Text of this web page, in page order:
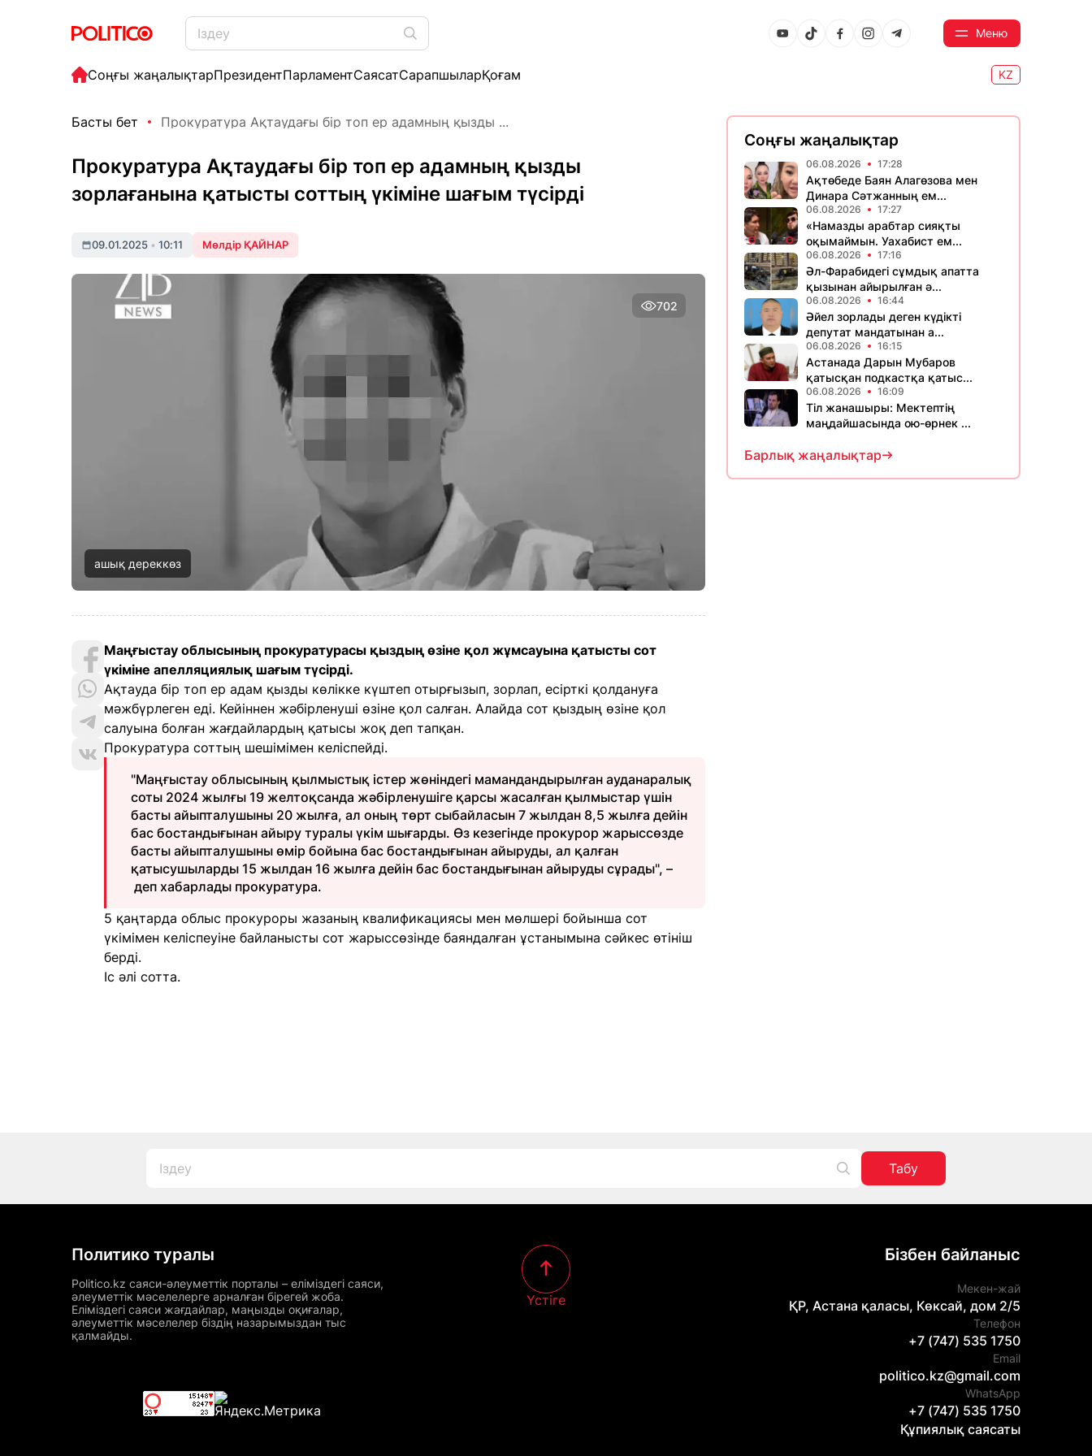
Меню
Соңғы жаңалықтарПрезидентПарламентСаясатСарапшыларҚоғам KZ
Басты бет Прокуратура Ақтаудағы бір топ ер адамның қызды ...
Прокуратура Ақтаудағы бір топ ер адамның қызды
зорлағанына қатысты соттың үкіміне шағым түсірді
09.01.2025 • 10:11 Мөлдір ҚАЙНАР
702
ашық дереккөз
Маңғыстау облысының прокуратурасы қыздың өзіне қол жұмсауына қатысты сот
үкіміне апелляциялық шағым түсірді.
Ақтауда бір топ ер адам қызды көлікке күштеп отырғызып, зорлап, есірткі қолдануға
мәжбүрлеген еді. Кейіннен жәбірленуші өзіне қол салған. Алайда сот қыздың өзіне қол
салуына болған жағдайлардың қатысы жоқ деп тапқан.
Прокуратура соттың шешімімен келіспейді.
"Маңғыстау облысының қылмыстық істер жөніндегі мамандандырылған ауданаралық
соты 2024 жылғы 19 желтоқсанда жәбірленушіге қарсы жасалған қылмыстар үшін
басты айыпталушыны 20 жылға, ал оның төрт сыбайласын 7 жылдан 8,5 жылға дейін
бас бостандығынан айыру туралы үкім шығарды. Өз кезегінде прокурор жарыссөзде
басты айыпталушыны өмір бойына бас бостандығынан айыруды, ал қалған
қатысушыларды 15 жылдан 16 жылға дейін бас бостандығынан айыруды сұрады", –
деп хабарлады прокуратура.
5 қаңтарда облыс прокуроры жазаның квалификациясы мен мөлшері бойынша сот
үкімімен келіспеуіне байланысты сот жарыссөзінде баяндалған ұстанымына сәйкес өтініш
берді.
Іс әлі сотта.
Соңғы жаңалықтар
06.08.2026 17:28
Ақтөбеде Баян Алагөзова мен
Динара Сәтжанның ем...
06.08.2026 17:27
«Намазды арабтар сияқты
оқымаймын. Уахабист ем...
06.08.2026 17:16
Әл-Фарабидегі сұмдық апатта
қызынан айырылған ә...
06.08.2026 16:44
Әйел зорлады деген күдікті
депутат мандатынан а...
06.08.2026 16:15
Астанада Дарын Мубаров
қатысқан подкастқа қатыс...
06.08.2026 16:09
Тіл жанашыры: Мектептің
маңдайшасында ою-өрнек ...
Барлық жаңалықтар
Табу
Политико туралы
Politico.kz саяси-әлеуметтік порталы – еліміздегі саяси,
әлеуметтік мәселелерге арналған бірегей жоба.
Еліміздегі саяси жағдайлар, маңызды оқиғалар,
әлеуметтік мәселелер біздің назарымыздан тыс
қалмайды.
Үстіге
Бізбен байланыс
Мекен-жай
ҚР, Астана қаласы, Көксай, дом 2/5
Телефон
+7 (747) 535 1750
Email
politico.kz@gmail.com
WhatsApp
+7 (747) 535 1750
Құпиялық саясаты